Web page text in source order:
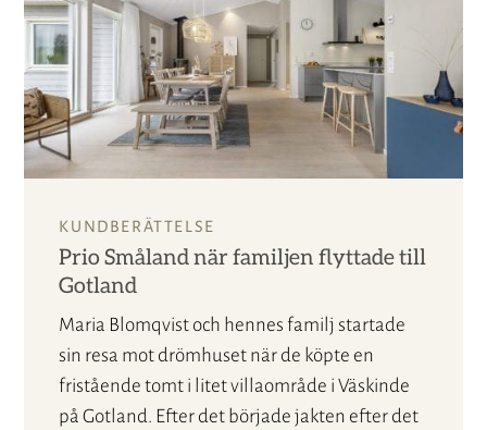
KUNDBERÄTTELSE
Prio Småland när familjen flyttade till
Gotland
Maria Blomqvist och hennes familj startade
sin resa mot drömhuset när de köpte en
fristående tomt i litet villaområde i Väskinde
på Gotland. Efter det började jakten efter det